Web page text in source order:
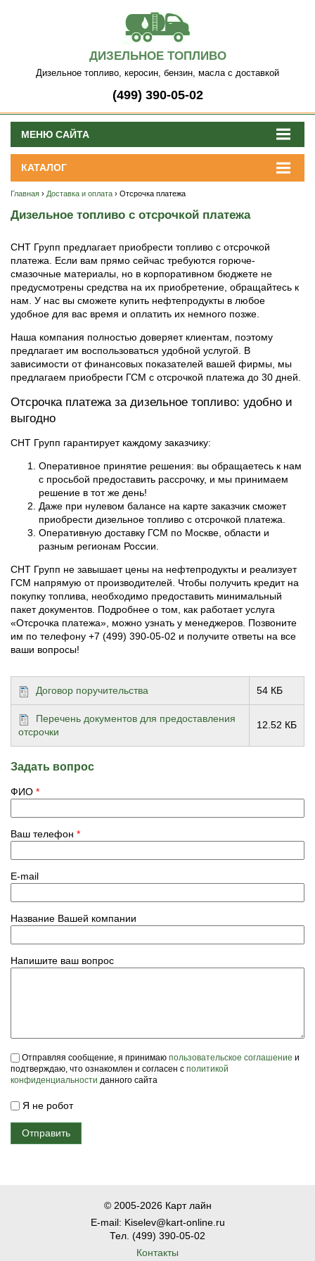
ДИЗЕЛЬНОЕ ТОПЛИВО
Дизельное топливо, керосин, бензин, масла с доставкой
(499) 390-05-02
МЕНЮ САЙТА
КАТАЛОГ
Главная › Доставка и оплата › Отсрочка платежа
Дизельное топливо с отсрочкой платежа
СНТ Групп предлагает приобрести топливо с отсрочкой
платежа. Если вам прямо сейчас требуются горюче-
смазочные материалы, но в корпоративном бюджете не
предусмотрены средства на их приобретение, обращайтесь к
нам. У нас вы сможете купить нефтепродукты в любое
удобное для вас время и оплатить их немного позже.
Наша компания полностью доверяет клиентам, поэтому
предлагает им воспользоваться удобной услугой. В
зависимости от финансовых показателей вашей фирмы, мы
предлагаем приобрести ГСМ с отсрочкой платежа до 30 дней.
Отсрочка платежа за дизельное топливо: удобно и
выгодно
СНТ Групп гарантирует каждому заказчику:
Оперативное принятие решения: вы обращаетесь к нам
с просьбой предоставить рассрочку, и мы принимаем
решение в тот же день!
Даже при нулевом балансе на карте заказчик сможет
приобрести дизельное топливо с отсрочкой платежа.
Оперативную доставку ГСМ по Москве, области и
разным регионам России.
СНТ Групп не завышает цены на нефтепродукты и реализует
ГСМ напрямую от производителей. Чтобы получить кредит на
покупку топлива, необходимо предоставить минимальный
пакет документов. Подробнее о том, как работает услуга
«Отсрочка платежа», можно узнать у менеджеров. Позвоните
им по телефону +7 (499) 390-05-02 и получите ответы на все
ваши вопросы!
Договор поручительства 54 КБ
Перечень документов для предоставления
отсрочки
12.52 КБ
Задать вопрос
ФИО *
Ваш телефон *
E-mail
Название Вашей компании
Напишите ваш вопрос
Пользовательское соглашение*
Отправляя сообщение, я принимаю пользовательское соглашение и
подтверждаю, что ознакомлен и согласен с политикой
конфиденциальности данного сайта
Я не робот
© 2005-2026 Карт лайн
E-mail: Kiselev@kart-online.ru
Тел. (499) 390-05-02
Контакты